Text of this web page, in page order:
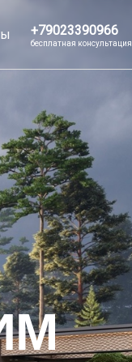
+79023390966
бесплатная консультация